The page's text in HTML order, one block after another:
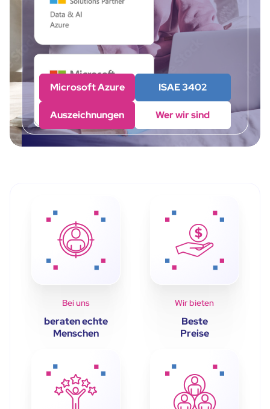
Microsoft Azure ISAE 3402
Auszeichnungen Wer wir sind
Bei uns
beraten echte
Menschen
Wir bieten
Beste
Preise